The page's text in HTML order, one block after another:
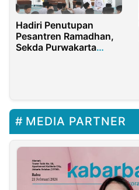
Hadiri Penutupan
Pesantren Ramadhan,
Sekda Purwakarta
MEDIA PARTNER